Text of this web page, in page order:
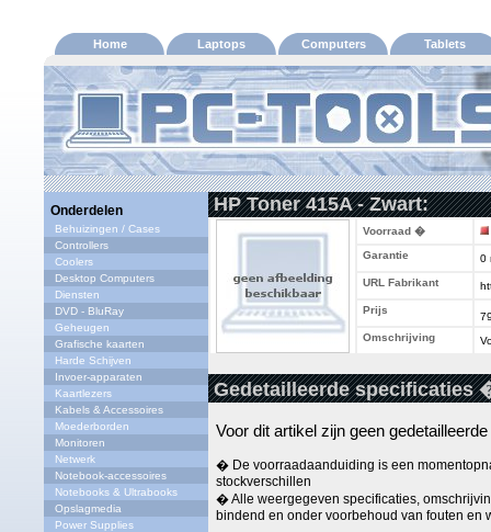
Home Laptops Computers Tablets
Onderdelen
Behuizingen / Cases
Controllers
Coolers
Desktop Computers
Diensten
DVD - BluRay
Geheugen
Grafische kaarten
Harde Schijven
Invoer-apparaten
Kaartlezers
Kabels & Accessoires
Moederborden
Monitoren
Netwerk
Notebook-accessoires
Notebooks & Ultrabooks
Opslagmedia
Power Supplies
HP Toner 415A - Zwart:
Voorraad �
Garantie
0
URL Fabrikant
Prijs
Omschrijving
Gedetailleerde specificaties
Voor dit artikel zijn geen
� De voorraadaanduiding is een
stockverschillen
� Alle weergegeven specificaties,
bindend en onder voorbehoud van fouten en